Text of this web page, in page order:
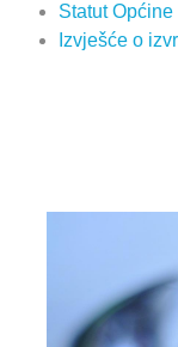
Statut
Izvješće o